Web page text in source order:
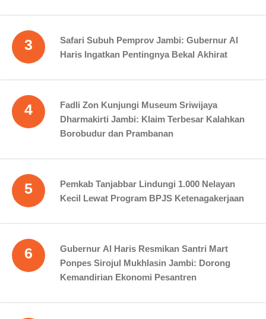
3
Safari Subuh Pemprov Jambi: Gubernur Al
Haris Ingatkan Pentingnya Bekal Akhirat
4
Fadli Zon Kunjungi Museum Sriwijaya
Dharmakirti Jambi: Klaim Terbesar Kalahkan
Borobudur dan Prambanan
5
Pemkab Tanjabbar Lindungi 1.000 Nelayan
Kecil Lewat Program BPJS Ketenagakerjaan
6
Gubernur Al Haris Resmikan Santri Mart
Ponpes Sirojul Mukhlasin Jambi: Dorong
Kemandirian Ekonomi Pesantren